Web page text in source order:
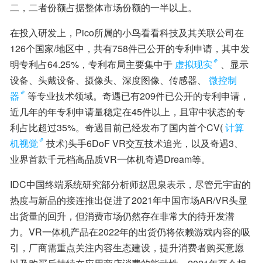
二，二者份额占据整体市场份额的一半以上。
在投入研发上，Pico所属的小鸟看看科技及其关联公司在
126个国家/地区中，共有758件已公开的专利申请，其中发
明专利占64.25%，专利布局主要集中于 虚拟现实
、显示
设备、头戴设备、摄像头、深度图像、传感器、
微控制
器
等专业技术领域。奇遇已有209件已公开的专利申请，
近几年的年专利申请量稳定在45件以上，且审中状态的专
利占比超过35%。奇遇目前已经发布了国内首个CV(计算
机视觉
技术)头手6DoF VR交互技术追光，以及奇遇3、
业界首款千元档高品质VR一体机奇遇Dream等。
IDC中国终端系统研究部分析师赵思泉表示，尽管元宇宙的
热度与新品的接连推出促进了2021年中国市场AR/VR头显
出货量的回升，但消费市场仍然存在非常大的待开发潜
力。VR一体机产品在2022年的出货仍将依赖游戏内容的吸
引，厂商需重点关注内容生态建设，提升消费者购买意愿